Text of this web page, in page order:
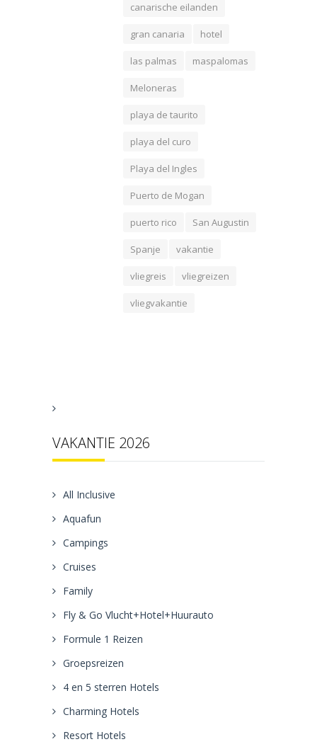
canarische eilanden
gran canaria hotel
las palmas maspalomas
Meloneras
playa de taurito
playa del curo
Playa del Ingles
Puerto de Mogan
puerto rico San Augustin
Spanje vakantie
vliegreis vliegreizen
vliegvakantie
VAKANTIE 2026
All Inclusive
Aquafun
Campings
Cruises
Family
Fly & Go Vlucht+Hotel+Huurauto
Formule 1 Reizen
Groepsreizen
4 en 5 sterren Hotels
Charming Hotels
Resort Hotels